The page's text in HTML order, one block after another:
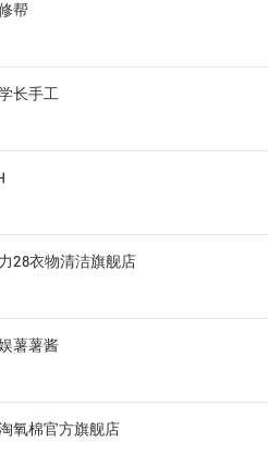
帮
长手工
28衣物清洁旗舰店
薯薯酱
氧棉官方旗舰店